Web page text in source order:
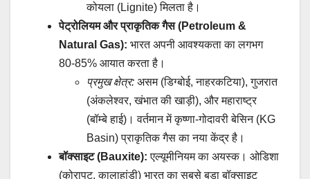
कोयला (Lignite) मिलता है।
पेट्रोलियम और प्राकृतिक गैस (Petroleum &
Natural Gas): भारत अपनी आवश्यकता का लगभग
80-85% आयात करता है।
प्रमुख क्षेत्र: असम (डिग्बोई, नाहरकटिया), गुजरात
(अंकलेश्वर, खंभात की खाड़ी), और महाराष्ट्र
(बॉम्बे हाई)। वर्तमान में कृष्णा-गोदावरी बेसिन (KG
Basin) प्राकृतिक गैस का नया केंद्र है।
बॉक्साइट (Bauxite): एल्यूमीनियम का अयस्क। ओडिशा
(कोरापुट, कालाहांडी) भारत का सबसे बड़ा बॉक्साइट